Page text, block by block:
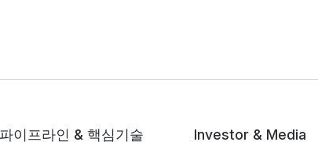
파이프라인 & 핵심기술 Investor & Media